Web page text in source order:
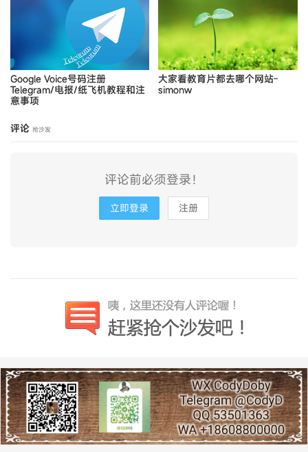
Google Voice号码注册
Telegram/电报/纸飞机教程和注
意事项
大家看教育片都去哪个网站-
simonw
评论 抢沙发
评论前必须登录！
立即登录 注册